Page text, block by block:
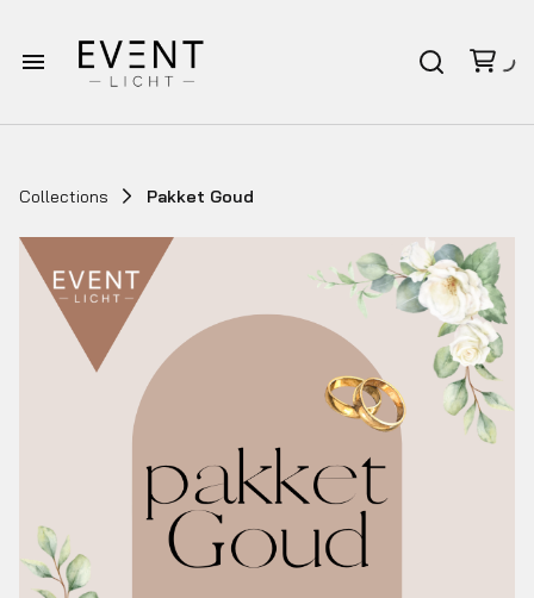
Homepagina
Verhuur
Bruiloft pakketten
Afspraak op locatie
Over Eventlicht
Collections Pakket Goud